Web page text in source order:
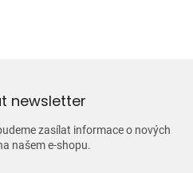
í
p
r
v
k
newsletter
zasílat informace o nových
našem e-shopu.